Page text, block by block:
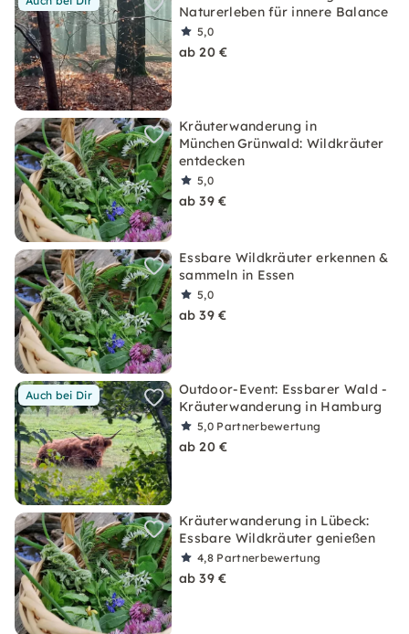
Naturerleben für innere Balance
5,0
ab 20 €
Kräuterwanderung in
München Grünwald: Wildkräuter
entdecken
5,0
ab 39 €
Essbare Wildkräuter erkennen &
sammeln in Essen
5,0
ab 39 €
Auch bei Dir
Outdoor-Event: Essbarer Wald -
Kräuterwanderung in Hamburg
5,0 Partnerbewertung
ab 20 €
Kräuterwanderung in Lübeck:
Essbare Wildkräuter genießen
4,8 Partnerbewertung
ab 39 €